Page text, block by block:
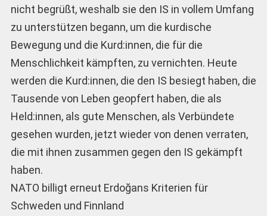
nicht begrüßt, weshalb sie den IS in vollem Umfang
zu unterstützen begann, um die kurdische
Bewegung und die Kurd:innen, die für die
Menschlichkeit kämpften, zu vernichten. Heute
werden die Kurd:innen, die den IS besiegt haben, die
Tausende von Leben geopfert haben, die als
Held:innen, als gute Menschen, als Verbündete
gesehen wurden, jetzt wieder von denen verraten,
die mit ihnen zusammen gegen den IS gekämpft
haben.
NATO billigt erneut Erdoğans Kriterien für
Schweden und Finnland